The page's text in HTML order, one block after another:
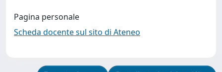
Pagina personale
Scheda docente sul sito di Ateneo